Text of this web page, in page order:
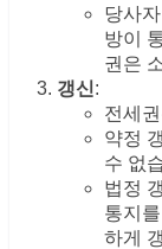
당사
방이
권은
갱신:
전세
약정
수 없
법정
통지
하게